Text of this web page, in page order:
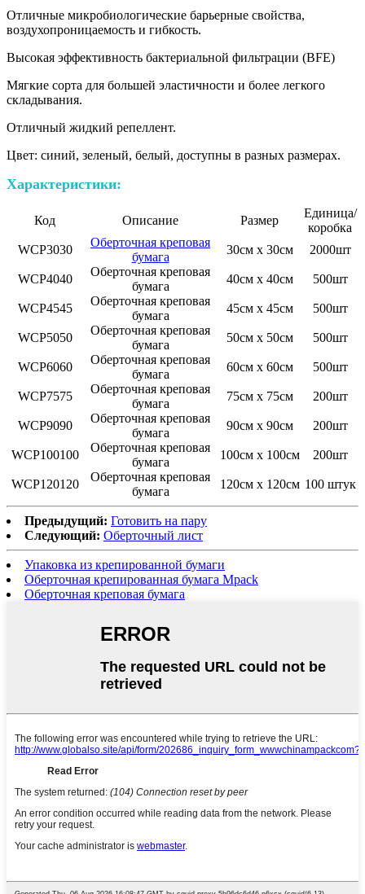
Отличные микробиологические барьерные свойства,
воздухопроницаемость и гибкость.
Высокая эффективность бактериальной фильтрации (BFE)
Мягкие сорта для большей эластичности и более легкого
складывания.
Отличный жидкий репеллент.
Цвет: синий, зеленый, белый, доступны в разных размерах.
Характеристики:
Код Описание Размер
Единица/
коробка
WCP3030
Оберточная креповая
бумага
30см х 30см 2000шт
WCP4040
Оберточная креповая
бумага
40см х 40см 500шт
WCP4545
Оберточная креповая
бумага
45см х 45см 500шт
WCP5050
Оберточная креповая
бумага
50см х 50см 500шт
WCP6060
Оберточная креповая
бумага
60см х 60см 500шт
WCP7575
Оберточная креповая
бумага
75см х 75см 200шт
WCP9090
Оберточная креповая
бумага
90см х 90см 200шт
WCP100100
Оберточная креповая
бумага
100см х 100см 200шт
WCP120120
Оберточная креповая
бумага
120см х 120см 100 штук
Предыдущий: Готовить на пару
Следующий: Оберточный лист
Упаковка из крепированной бумаги
Оберточная крепированная бумага Mpack
Оберточная креповая бумага